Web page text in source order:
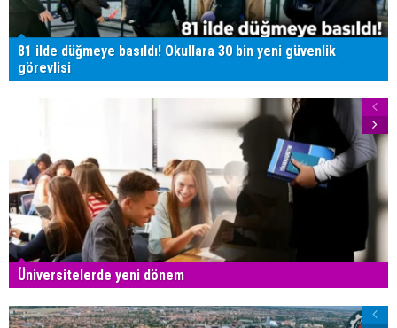
81 ilde düğmeye basıldı! Okullara 30 bin yeni güvenlik
görevlisi
Üniversitelerde yeni dönem